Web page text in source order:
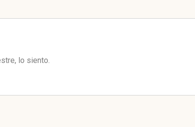
lo siento.